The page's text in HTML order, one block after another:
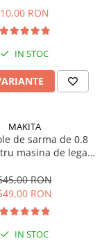
10,00 RON
IN STOC
MAKITA
de sarma de 0.8
masina de legat
RON
RON
IN STOC